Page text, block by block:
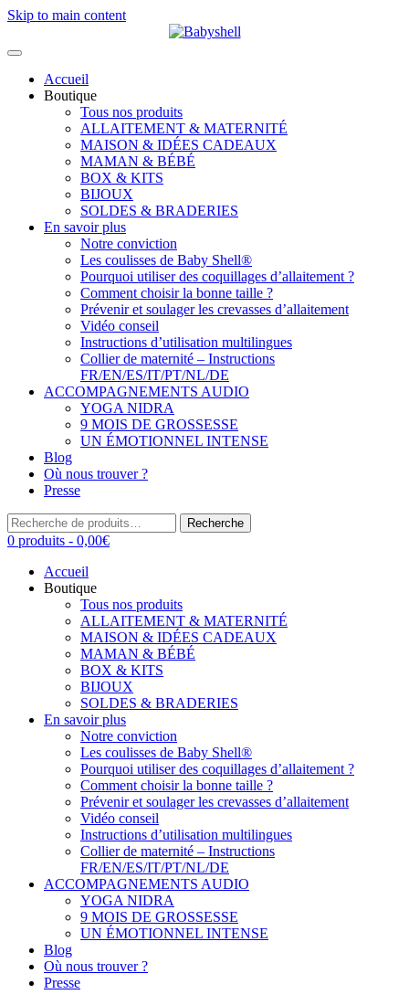
Skip to main content
Accueil
Boutique
Tous nos produits
ALLAITEMENT & MATERNITÉ
MAISON & IDÉES CADEAUX
MAMAN & BÉBÉ
BOX & KITS
BIJOUX
SOLDES & BRADERIES
En savoir plus
Notre conviction
Les coulisses de Baby Shell®
Pourquoi utiliser des coquillages d’allaitement ?
Comment choisir la bonne taille ?
Prévenir et soulager les crevasses d’allaitement
Vidéo conseil
Instructions d’utilisation multilingues
Collier de maternité – Instructions
FR/EN/ES/IT/PT/NL/DE
ACCOMPAGNEMENTS AUDIO
YOGA NIDRA
9 MOIS DE GROSSESSE
UN ÉMOTIONNEL INTENSE
Blog
Où nous trouver ?
Presse
Recherche
pour :
Recherche
0 produits - 0,00€
Accueil
Boutique
Tous nos produits
ALLAITEMENT & MATERNITÉ
MAISON & IDÉES CADEAUX
MAMAN & BÉBÉ
BOX & KITS
BIJOUX
SOLDES & BRADERIES
En savoir plus
Notre conviction
Les coulisses de Baby Shell®
Pourquoi utiliser des coquillages d’allaitement ?
Comment choisir la bonne taille ?
Prévenir et soulager les crevasses d’allaitement
Vidéo conseil
Instructions d’utilisation multilingues
Collier de maternité – Instructions
FR/EN/ES/IT/PT/NL/DE
ACCOMPAGNEMENTS AUDIO
YOGA NIDRA
9 MOIS DE GROSSESSE
UN ÉMOTIONNEL INTENSE
Blog
Où nous trouver ?
Presse